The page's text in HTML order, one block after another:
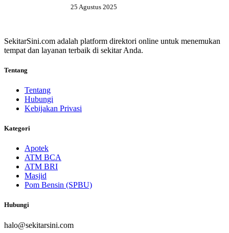
25 Agustus 2025
SekitarSini.com adalah platform direktori online untuk menemukan
tempat dan layanan terbaik di sekitar Anda.
Tentang
Tentang
Hubungi
Kebijakan Privasi
Kategori
Apotek
ATM BCA
ATM BRI
Masjid
Pom Bensin (SPBU)
Hubungi
halo@sekitarsini.com